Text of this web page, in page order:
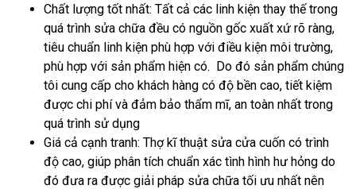
Chất lượng tốt nhất: Tất cả các linh kiện thay thế trong
quá trình sửa chữa đều có nguồn gốc xuất xứ rõ ràng,
tiêu chuẩn linh kiện phù hợp với điều kiện môi trường,
phù hợp với sản phẩm hiện có. Do đó sản phẩm chúng
tôi cung cấp cho khách hàng có độ bền cao, tiết kiệm
được chi phí và đảm bảo thẩm mĩ, an toàn nhất trong
quá trình sử dụng
Giá cả cạnh tranh: Thợ kĩ thuật sửa cửa cuốn có trình
độ cao, giúp phân tích chuẩn xác tình hình hư hỏng do
đó đưa ra được giải pháp sửa chữa tối ưu nhất nên